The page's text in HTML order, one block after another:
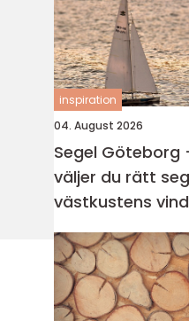
inspiration
04. August 2026
Segel Göteborg
väljer du rätt
västkustens